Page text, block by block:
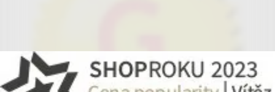
Krepové povlečení